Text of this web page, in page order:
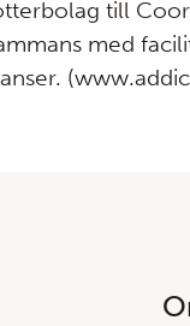
till
med